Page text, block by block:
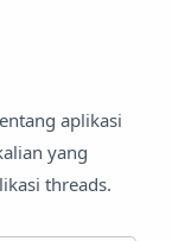
aplikasi
yang
threads.